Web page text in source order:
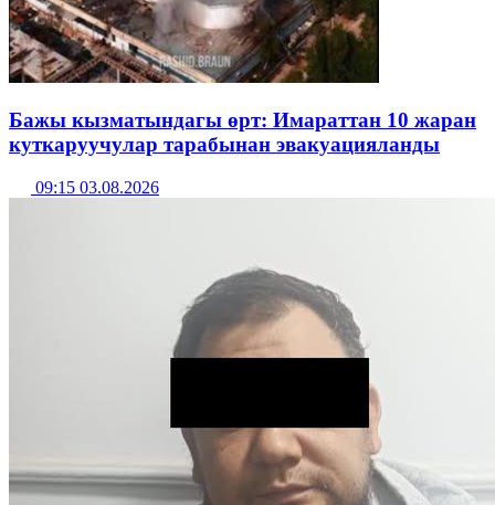
Бажы кызматындагы өрт: Имараттан 10 жаран
куткаруучулар тарабынан эвакуацияланды
09:15 03.08.2026